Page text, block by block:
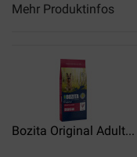
Mehr Produktinfos
Bozita Original Adult...